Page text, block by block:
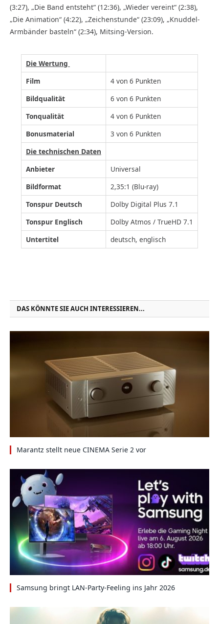
(3:27), „Die Band entsteht“ (12:36), „Wieder vereint“ (2:38),
„Die Animation“ (4:22), „Zeichenstunde“ (23:09), „Knuddel-
Armbänder basteln“ (2:34), Mitsing-Version.
Die Wertung
Film
4 von 6 Punkten
Bildqualität
6 von 6 Punkten
Tonqualität
4 von 6 Punkten
Bonusmaterial
3 von 6 Punkten
Die technischen Daten
Anbieter
Universal
Bildformat
2,35:1 (Blu-ray)
Tonspur Deutsch
Dolby Digital Plus 7.1
Tonspur Englisch
Dolby Atmos / TrueHD 7.1
Untertitel
deutsch, englisch
DAS KÖNNTE SIE AUCH INTERESSIEREN...
Marantz stellt neue CINEMA Serie 2 vor
Samsung bringt LAN-Party-Feeling ins Jahr 2026